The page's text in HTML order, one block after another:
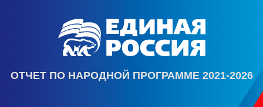
ОТЧЕТ ПО НАРОДНОЙ ПРОГРАММЕ 2021-2026